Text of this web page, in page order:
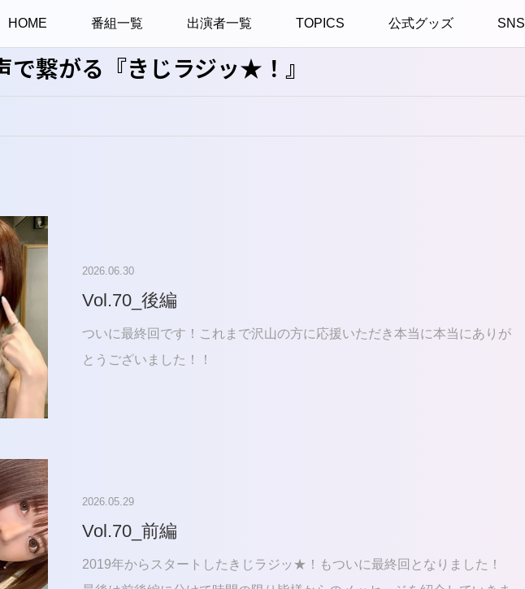
HOME 番組一覧 出演者一覧 TOPICS 公式グッズ SNS
で繋がる『きじラジッ★！』
2026.06.30
Vol.70_後編
ついに最終回です！これまで沢山の方に応援いただき本当に本当にありが
とうございました！！
2026.05.29
Vol.70_前編
2019年からスタートしたきじラジッ★！もついに最終回となりました！